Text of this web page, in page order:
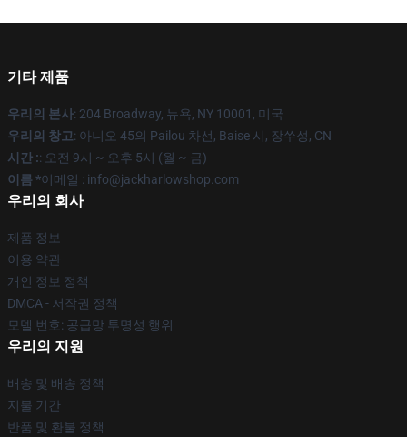
기타 제품
우리의 본사: 204 Broadway, 뉴욕, NY 10001, 미국
우리의 창고: 아니오 45의 Pailou 차선, Baise 시, 장쑤성, CN
시간 :: 오전 9시 ~ 오후 5시 (월 ~ 금)
이름 *이메일 : info@jackharlowshop.com
우리의 회사
제품 정보
이용 약관
개인 정보 정책
DMCA - 저작권 정책
모델 번호: 공급망 투명성 행위
우리의 지원
배송 및 배송 정책
지불 기간
반품 및 환불 정책